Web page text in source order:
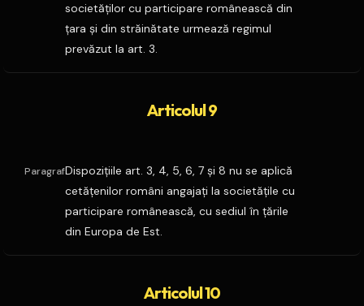
societăţilor cu participare românească din
ţara şi din străinătate urmează regimul
prevăzut la art. 3.
Articolul 9
ParagrafDispoziţiile art. 3, 4, 5, 6, 7 şi 8 nu se aplică
cetăţenilor români angajaţi la societăţile cu
participare românească, cu sediul în ţările
din Europa de Est.
Articolul 10